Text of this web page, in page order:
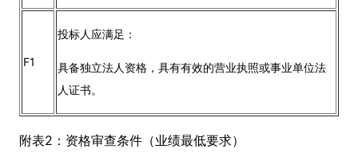
F1
投标人应满足：
具备独立法人资格，具有有效的营业执照或事业单位法
人证书。
附表2：资格审查条件（业绩最低要求）